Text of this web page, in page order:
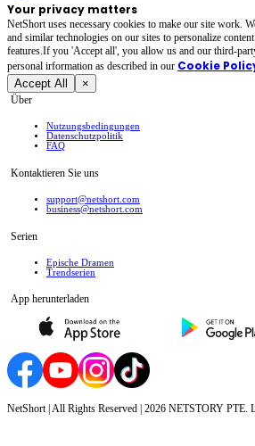
Your privacy matters
NetShort uses necessary cookies to make our site work.
and similar technologies on our sites to personalize
features.If you 'Accept all', you allow us and our third-
personal irformation as described in our Cookie
Accept All ×
Über
Nutzungsbedingungen
Datenschutzpolitik
FAQ
Kontaktieren Sie uns
support@netshort.com
business@netshort.com
Serien
Epische Dramen
Trendserien
App herunterladen
NetShort | All Rights Reserved | 2026 NETSTORY PTE.